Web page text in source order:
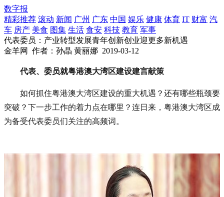
数字报
精彩推荐 滚动 新闻 广州 广东 中国 娱乐 健康 体育 IT 财富 汽
车 房产 美食 图集 生活 食安 科技 教育 军事
代表委员：产业转型发展青年创新创业迎更多新机遇
金羊网
作者：孙晶 黄丽娜 2019-03-12
代表、委员就粤港澳大湾区建设建言献策
如何抓住粤港澳大湾区建设的重大机遇？还有哪些瓶颈要
突破？下一步工作的着力点在哪里？连日来，粤港澳大湾区成
为备受代表委员们关注的高频词。